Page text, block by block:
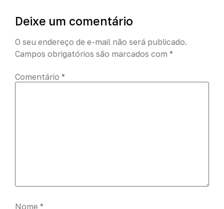
Deixe um comentário
O seu endereço de e-mail não será publicado.
Campos obrigatórios são marcados com *
Comentário *
Nome *